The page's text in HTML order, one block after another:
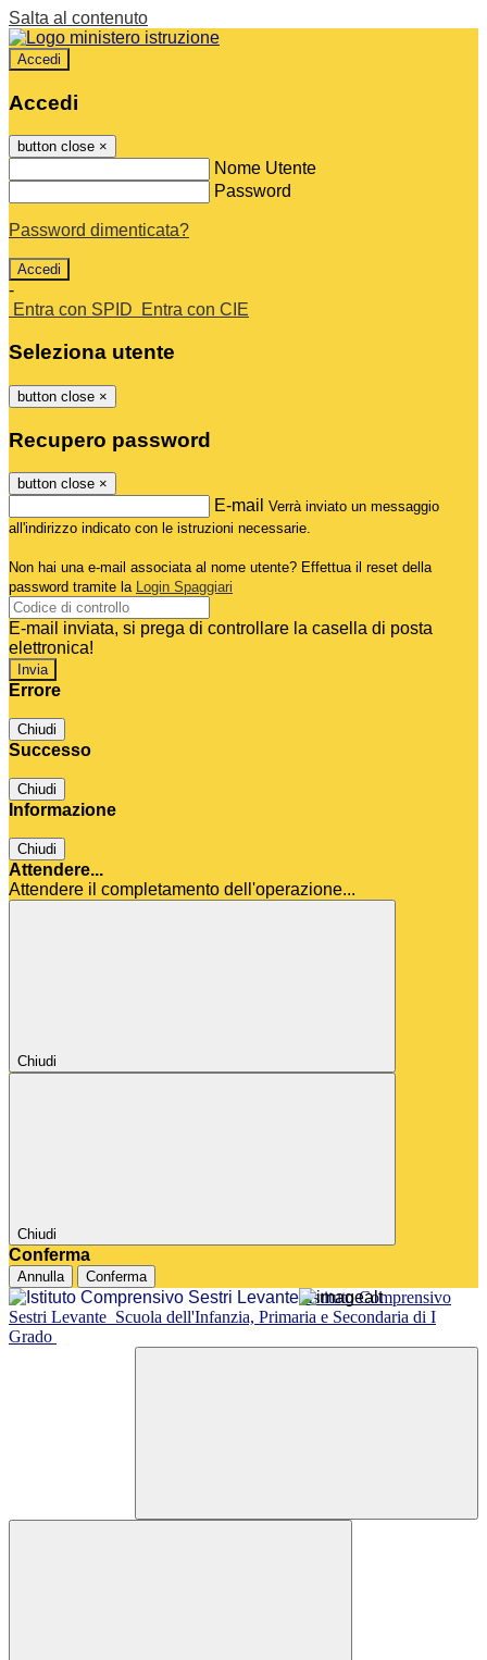
Salta al contenuto
Accedi
Accedi
button close ×
Nome Utente
Password
Password dimenticata?
-
Entra con SPID
Entra con CIE
Seleziona utente
button close ×
Recupero password
button close ×
E-mail Verrà inviato un messaggio
all'indirizzo indicato con le istruzioni necessarie.
Non hai una e-mail associata al nome utente? Effettua il reset della
password tramite la Login Spaggiari
E-mail inviata, si prega di controllare la casella di posta
elettronica!
Errore
Chiudi
Successo
Chiudi
Informazione
Chiudi
Attendere...
Attendere il completamento dell'operazione...
Chiudi
Chiudi
Conferma
Annulla Conferma
Istituto Comprensivo
Sestri Levante Scuola dell'Infanzia, Primaria e Secondaria di I
Grado